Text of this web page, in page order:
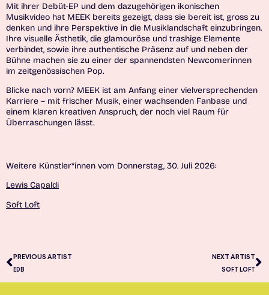
Mit ihrer Debüt-EP und dem dazugehörigen ikonischen
Musikvideo hat MEEK bereits gezeigt, dass sie bereit ist, gross zu
denken und ihre Perspektive in die Musiklandschaft einzubringen.
Ihre visuelle Ästhetik, die glamouröse und trashige Elemente
verbindet, sowie ihre authentische Präsenz auf und neben der
Bühne machen sie zu einer der spannendsten Newcomerinnen
im zeitgenössischen Pop.
Blicke nach vorn? MEEK ist am Anfang einer vielversprechenden
Karriere – mit frischer Musik, einer wachsenden Fanbase und
einem klaren kreativen Anspruch, der noch viel Raum für
Überraschungen lässt.
Weitere Künstler*innen vom Donnerstag, 30. Juli 2026:
Lewis Capaldi
Soft Loft
PREVIOUS ARTIST
EDB
NEXT ARTIST
SOFT LOFT